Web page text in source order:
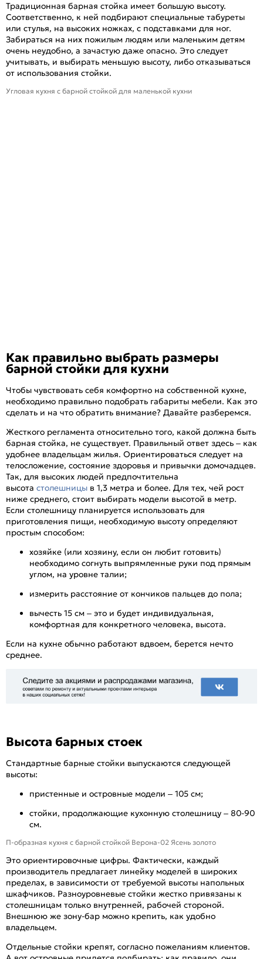
Традиционная барная стойка имеет большую высоту.
Соответственно, к ней подбирают специальные табуреты
или стулья, на высоких ножках, с подставками для ног.
Забираться на них пожилым людям или маленьким детям
очень неудобно, а зачастую даже опасно. Это следует
учитывать, и выбирать меньшую высоту, либо отказываться
от использования стойки.
Угловая кухня с барной стойкой для маленькой кухни
Как правильно выбрать размеры
барной стойки для кухни
Чтобы чувствовать себя комфортно на собственной кухне,
необходимо правильно подобрать габариты мебели. Как это
сделать и на что обратить внимание? Давайте разберемся.
Жесткого регламента относительно того, какой должна быть
барная стойка, не существует. Правильный ответ здесь – как
удобнее владельцам жилья. Ориентироваться следует на
телосложение, состояние здоровья и привычки домочадцев.
Так, для высоких людей предпочтительна
высота столешницы в 1,3 метра и более. Для тех, чей рост
ниже среднего, стоит выбирать модели высотой в метр.
Если столешницу планируется использовать для
приготовления пищи, необходимую высоту определяют
простым способом:
хозяйке (или хозяину, если он любит готовить)
необходимо согнуть выпрямленные руки под прямым
углом, на уровне талии;
измерить расстояние от кончиков пальцев до пола;
вычесть 15 см – это и будет индивидуальная,
комфортная для конкретного человека, высота.
Если на кухне обычно работают вдвоем, берется нечто
среднее.
Высота барных стоек
Стандартные барные стойки выпускаются следующей
высоты:
пристенные и островные модели – 105 см;
стойки, продолжающие кухонную столешницу – 80-90
см.
П-образная кухня с барной стойкой Верона-02 Ясень золото
Это ориентировочные цифры. Фактически, каждый
производитель предлагает линейку моделей в широких
пределах, в зависимости от требуемой высоты напольных
шкафчиков. Разноуровневые стойки жестко привязаны к
столешницам только внутренней, рабочей стороной.
Внешнюю же зону-бар можно крепить, как удобно
владельцем.
Отдельные стойки крепят, согласно пожеланиям клиентов.